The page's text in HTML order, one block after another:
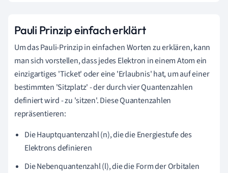
Pauli Prinzip einfach erklärt
Um das Pauli-Prinzip in einfachen Worten zu erklären, kann
man sich vorstellen, dass jedes Elektron in einem Atom ein
einzigartiges 'Ticket' oder eine 'Erlaubnis' hat, um auf einer
bestimmten 'Sitzplatz' - der durch vier Quantenzahlen
definiert wird - zu 'sitzen'. Diese Quantenzahlen
repräsentieren:
Die Hauptquantenzahl (n), die die Energiestufe des
Elektrons definieren
Die Nebenquantenzahl (l), die die Form der Orbitalen